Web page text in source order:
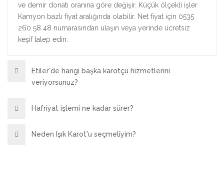
ve demir donatı oranına göre değişir. Küçük ölçekli işler
Kamyon bazlı fiyat aralığında olabilir. Net fiyat için 0535
260 58 48 numarasından ulaşın veya yerinde ücretsiz
keşif talep edin.
Etiler'de hangi başka karotçu hizmetlerini
veriyorsunuz?
Hafriyat işlemi ne kadar sürer?
Neden Işık Karot'u seçmeliyim?